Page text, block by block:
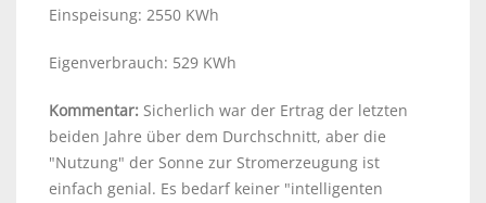
Einspeisung: 2550 KWh
Eigenverbrauch: 529 KWh
Kommentar: Sicherlich war der Ertrag der letzten
beiden Jahre über dem Durchschnitt, aber die
"Nutzung" der Sonne zur Stromerzeugung ist
einfach genial. Es bedarf keiner "intelligenten